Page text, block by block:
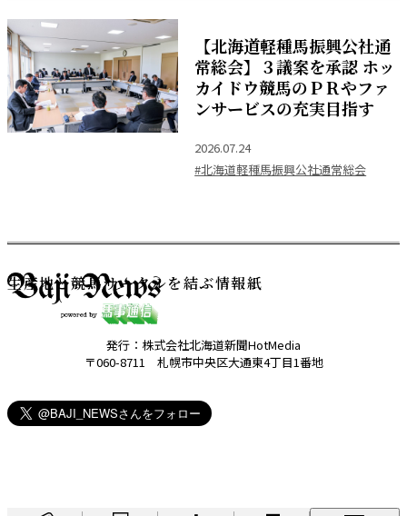
【北海道軽種馬振興公社通
常総会】３議案を承認 ホッ
カイドウ競馬のＰＲやファ
ンサービスの充実目指す
2026.07.24
#北海道軽種馬振興公社通常総会
生産地と競馬サークルを結ぶ情報紙
発行：株式会社北海道新聞HotMedia
〒060-8711 札幌市中央区大通東4丁目1番地